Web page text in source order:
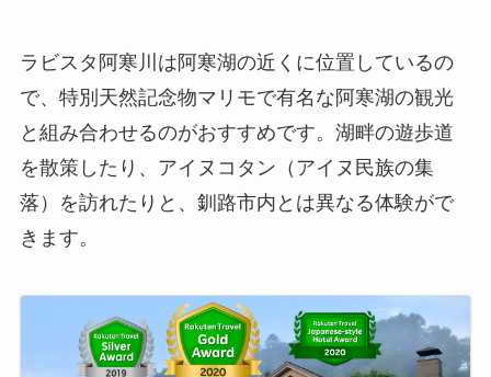
ラビスタ阿寒川は阿寒湖の近くに位置しているの
で、特別天然記念物マリモで有名な阿寒湖の観光
と組み合わせるのがおすすめです。湖畔の遊歩道
を散策したり、アイヌコタン（アイヌ民族の集
落）を訪れたりと、釧路市内とは異なる体験がで
きます。